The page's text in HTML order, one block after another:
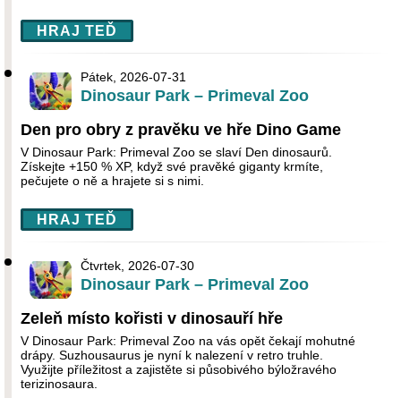
HRAJ TEĎ
Pátek, 2026-07-31
Dinosaur Park – Primeval Zoo
Den pro obry z pravěku ve hře Dino Game
V Dinosaur Park: Primeval Zoo se slaví Den dinosaurů.
Získejte +150 % XP, když své pravěké giganty krmíte,
pečujete o ně a hrajete si s nimi.
HRAJ TEĎ
Čtvrtek, 2026-07-30
Dinosaur Park – Primeval Zoo
Zeleň místo kořisti v dinosauří hře
V Dinosaur Park: Primeval Zoo na vás opět čekají mohutné
drápy. Suzhousaurus je nyní k nalezení v retro truhle.
Využijte příležitost a zajistěte si působivého býložravého
terizinosaura.